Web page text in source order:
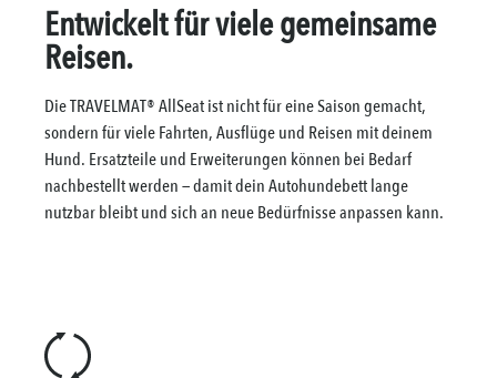
Entwickelt für viele gemeinsame
Reisen.
Die TRAVELMAT® AllSeat ist nicht für eine Saison gemacht,
sondern für viele Fahrten, Ausflüge und Reisen mit deinem
Hund. Ersatzteile und Erweiterungen können bei Bedarf
nachbestellt werden — damit dein Autohundebett lange
nutzbar bleibt und sich an neue Bedürfnisse anpassen kann.